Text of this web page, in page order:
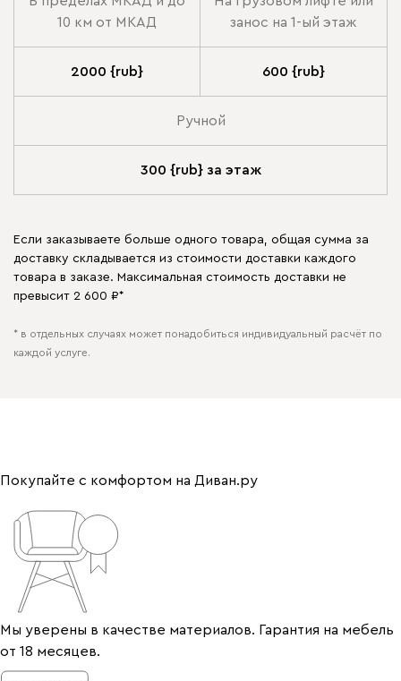
10 км от МКАД
занос на 1-ый этаж
2000 {rub} 600 {rub}
Ручной
300 {rub} за этаж
Если заказываете больше одного товара, общая сумма за
доставку складывается из стоимости доставки каждого
товара в заказе. Максимальная стоимость доставки не
превысит 2 600 ₽*
* в отдельных случаях может понадобиться индивидуальный расчёт по
каждой услуге.
Покупайте с комфортом на Диван.ру
Мы уверены в качестве материалов. Гарантия на мебель
от 18 месяцев.